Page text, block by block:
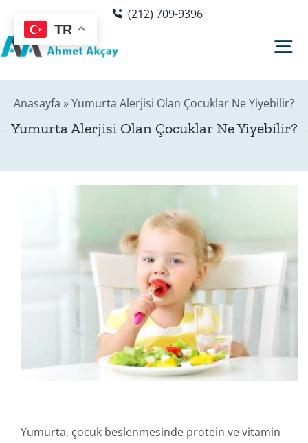
content
(212) 709-9396
Hakkımda
Blog
Editör
İletişim
Online İşlemler
Anasayfa »Yumurta Alerjisi Olan Çocuklar Ne Yiyebilir?
Yumurta Alerjisi Olan Çocuklar Ne Yiyebilir?
Yumurta, çocuk beslenmesinde protein ve vitamin
TR